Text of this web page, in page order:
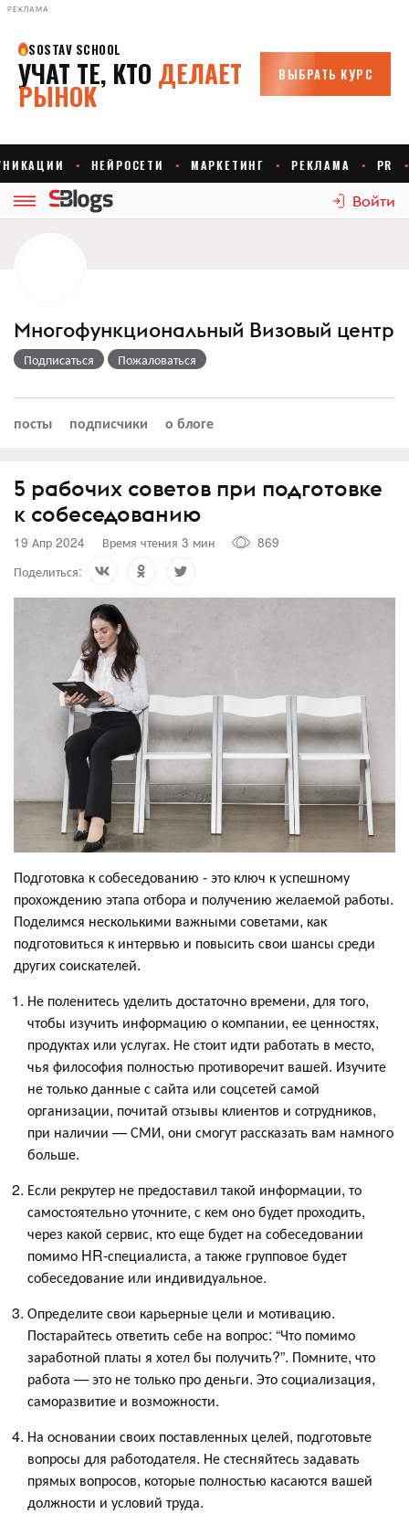
РЕКЛАМА
Войти
Многофункциональный Визовый центр
Подписаться Пожаловаться
посты подписчики о блоге
5 рабочих советов при подготовке
к собеседованию
19 Апр 2024 Время чтения 3 мин
869
Поделиться:
Подготовка к собеседованию - это ключ к успешному
прохождению этапа отбора и получению желаемой работы.
Поделимся несколькими важными советами, как
подготовиться к интервью и повысить свои шансы среди
других соискателей.
Не поленитесь уделить достаточно времени, для того,
чтобы изучить информацию о компании, ее ценностях,
продуктах или услугах. Не стоит идти работать в место,
чья философия полностью противоречит вашей. Изучите
не только данные с сайта или соцсетей самой
организации, почитай отзывы клиентов и сотрудников,
при наличии — СМИ, они смогут рассказать вам намного
больше.
Если рекрутер не предоставил такой информации, то
самостоятельно уточните, с кем оно будет проходить,
через какой сервис, кто еще будет на собеседовании
помимо HR-специалиста, а также групповое будет
собеседование или индивидуальное.
Определите свои карьерные цели и мотивацию.
Постарайтесь ответить себе на вопрос: “Что помимо
заработной платы я хотел бы получить?”. Помните, что
работа — это не только про деньги. Это социализация,
саморазвитие и возможности.
На основании своих поставленных целей, подготовьте
вопросы для работодателя. Не стесняйтесь задавать
прямых вопросов, которые полностью касаются вашей
должности и условий труда.